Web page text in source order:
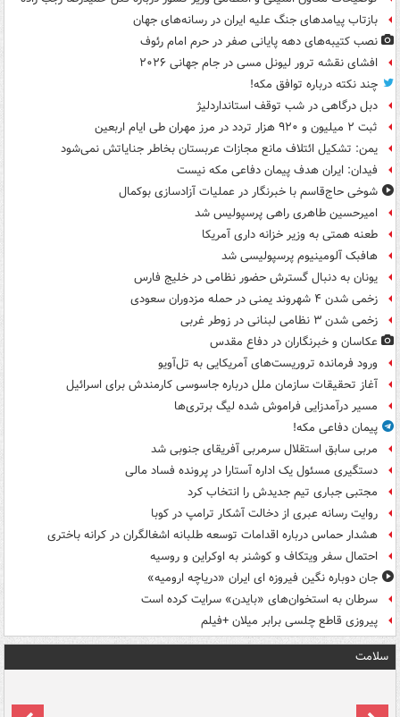
بازتاب پیامدهای جنگ علیه ایران در رسانه‌های جهان
نصب کتیبه‌های دهه پایانی صفر در حرم امام رئوف
افشای نقشه ترور لیونل مسی در جام جهانی ۲۰۲۶
چند نکته درباره توافق مکه!
دبل درگاهی در شب توقف استانداردلیژ
ثبت ۲ میلیون و ۹۲۰ هزار تردد در مرز مهران طی ایام اربعین
یمن: تشکیل ائتلاف مانع مجازات عربستان بخاطر جنایاتش نمی‌شود
فیدان: ایران هدف پیمان دفاعی مکه نیست
شوخی حاج‌قاسم با خبرنگار در عملیات آزادسازی بوکمال
امیرحسین طاهری راهی پرسپولیس شد
طعنه همتی به وزیر خزانه داری آمریکا
هافبک آلومینیوم پرسپولیسی شد
یونان به دنبال گسترش حضور نظامی در خلیج فارس
زخمی شدن ۴ شهروند یمنی در حمله مزدوران سعودی
زخمی شدن ۳ نظامی لبنانی در زوطر غربی
عکاسان و خبرنگاران در دفاع مقدس
ورود فرمانده تروریست‌های آمریکایی به تل‌آویو
آغاز تحقیقات سازمان ملل درباره جاسوسی کارمندش برای اسرائیل
مسیر درآمدزایی فراموش شده لیگ برتری‌ها
پیمان دفاعی مکه!
مربی سابق استقلال سرمربی آفریقای جنوبی شد
دستگیری مسئول یک اداره آستارا در پرونده فساد مالی
مجتبی جباری تیم جدیدش را انتخاب کرد
روایت رسانه عبری از دخالت آشکار ترامپ در کوبا
هشدار حماس درباره اقدامات توسعه طلبانه اشغالگران در کرانه باختری
احتمال سفر ویتکاف و کوشنر به اوکراین و روسیه
جان دوباره نگین فیروزه ای ایران «دریاچه ارومیه»
سرطان به استخوان‌های «بایدن» سرایت کرده است
پیروزی قاطع چلسی برابر میلان +فیلم
سلامت